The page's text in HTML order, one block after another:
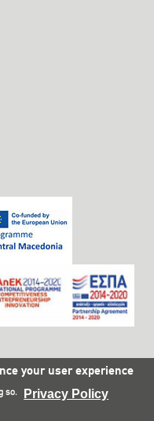
your user experience
so. Privacy Policy